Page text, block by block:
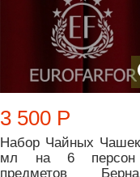
3 500 Р
Набор Чайных
мл на 6
предметов